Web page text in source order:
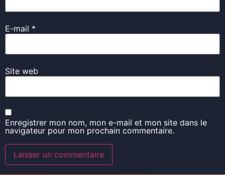
E-mail *
Site web
Enregistrer mon nom, mon e-mail et mon site dans le
navigateur pour mon prochain commentaire.